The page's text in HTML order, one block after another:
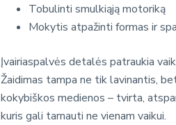
Tobulinti smulkiąją motoriką
Mokytis atpažinti formas ir
Įvairiaspalvės detalės patraukia
Žaidimas tampa ne tik lavinantis,
kokybiškos medienos – tvirta,
kuris gali tarnauti ne vienam vaikui.